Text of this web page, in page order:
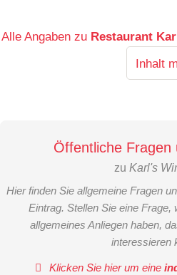
Alle Angaben zu Restaurant
Inhalt
Öffentliche Fragen
zu Karl's
Hier finden Sie allgemeine Fragen
Eintrag. Stellen Sie eine Frage,
allgemeines Anliegen haben,
interessieren
Klicken Sie hier um eine